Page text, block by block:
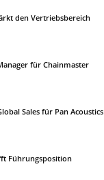
den Vertriebsbereich
für Chainmaster
Sales für Pan Acoustics
Führungsposition